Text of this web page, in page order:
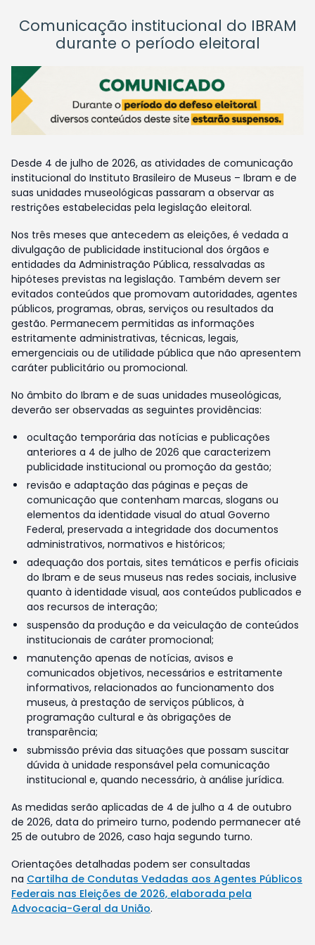
Comunicação institucional do IBRAM
durante o período eleitoral
Desde 4 de julho de 2026, as atividades de comunicação
institucional do Instituto Brasileiro de Museus – Ibram e de
suas unidades museológicas passaram a observar as
restrições estabelecidas pela legislação eleitoral.
Nos três meses que antecedem as eleições, é vedada a
divulgação de publicidade institucional dos órgãos e
entidades da Administração Pública, ressalvadas as
hipóteses previstas na legislação. Também devem ser
evitados conteúdos que promovam autoridades, agentes
públicos, programas, obras, serviços ou resultados da
gestão. Permanecem permitidas as informações
estritamente administrativas, técnicas, legais,
emergenciais ou de utilidade pública que não apresentem
caráter publicitário ou promocional.
No âmbito do Ibram e de suas unidades museológicas,
deverão ser observadas as seguintes providências:
ocultação temporária das notícias e publicações
anteriores a 4 de julho de 2026 que caracterizem
publicidade institucional ou promoção da gestão;
revisão e adaptação das páginas e peças de
comunicação que contenham marcas, slogans ou
elementos da identidade visual do atual Governo
Federal, preservada a integridade dos documentos
administrativos, normativos e históricos;
adequação dos portais, sites temáticos e perfis oficiais
do Ibram e de seus museus nas redes sociais, inclusive
quanto à identidade visual, aos conteúdos publicados e
aos recursos de interação;
suspensão da produção e da veiculação de conteúdos
institucionais de caráter promocional;
manutenção apenas de notícias, avisos e
comunicados objetivos, necessários e estritamente
informativos, relacionados ao funcionamento dos
museus, à prestação de serviços públicos, à
programação cultural e às obrigações de
transparência;
submissão prévia das situações que possam suscitar
dúvida à unidade responsável pela comunicação
institucional e, quando necessário, à análise jurídica.
As medidas serão aplicadas de 4 de julho a 4 de outubro
de 2026, data do primeiro turno, podendo permanecer até
25 de outubro de 2026, caso haja segundo turno.
Orientações detalhadas podem ser consultadas
na Cartilha de Condutas Vedadas aos Agentes Públicos
Federais nas Eleições de 2026, elaborada pela
Advocacia-Geral da União.